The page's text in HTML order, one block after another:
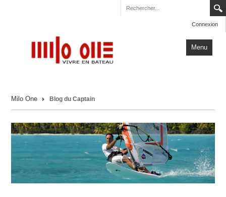
Connexion
Menu
Carnets de Voyage
Actualités
Plus
Milo One Blog du Captain